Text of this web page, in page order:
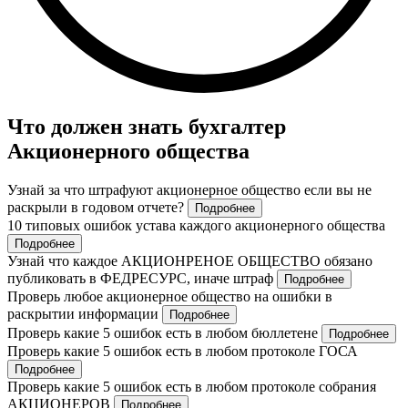
Что должен знать бухгалтер
Акционерного общества
Узнай за что штрафуют акционерное общество если вы не
раскрыли в годовом отчете?
Подробнее
10 типовых ошибок устава каждого акционерного общества
Подробнее
Узнай что каждое АКЦИОНРЕНОЕ ОБЩЕСТВО обязано
публиковать в ФЕДРЕСУРС, иначе штраф
Подробнее
Проверь любое акционерное общество на ошибки в
раскрытии информации
Подробнее
Проверь какие 5 ошибок есть в любом бюллетене Подробнее
Проверь какие 5 ошибок есть в любом протоколе ГОСА
Подробнее
Проверь какие 5 ошибок есть в любом протоколе собрания
АКЦИОНЕРОВ
Подробнее